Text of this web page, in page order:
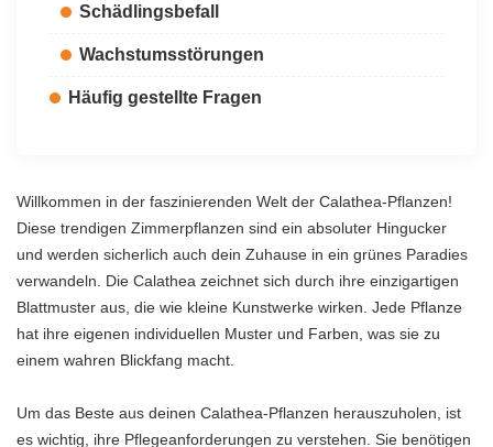
Schädlingsbefall
Wachstumsstörungen
Häufig gestellte Fragen
Willkommen in der faszinierenden Welt der Calathea-Pflanzen!
Diese trendigen Zimmerpflanzen sind ein absoluter Hingucker
und werden sicherlich auch dein Zuhause in ein grünes Paradies
verwandeln. Die Calathea zeichnet sich durch ihre einzigartigen
Blattmuster aus, die wie kleine Kunstwerke wirken. Jede Pflanze
hat ihre eigenen individuellen Muster und Farben, was sie zu
einem wahren Blickfang macht.
Um das Beste aus deinen Calathea-Pflanzen herauszuholen, ist
es wichtig, ihre Pflegeanforderungen zu verstehen. Sie benötigen